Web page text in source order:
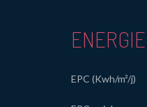
ENERGIE
EPC (Kwh/m²/j)